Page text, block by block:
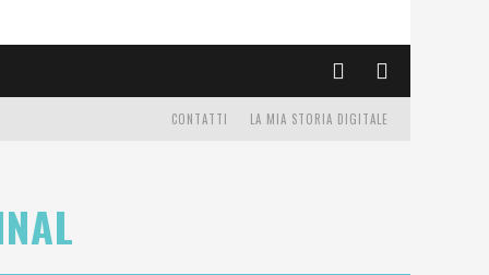
LA MIA STORIA DIGITALE
CONTATTI